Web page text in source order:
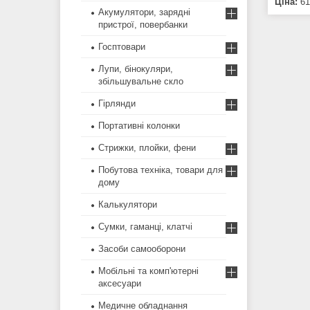
Акумулятори, зарядні
пристрої, повербанки
Госптовари
Лупи, бінокуляри,
збільшувальне скло
Гірлянди
Портативні колонки
Стрижки, плойки, фени
Побутова техніка, товари для
дому
Калькулятори
Сумки, гаманці, клатчі
Засоби самооборони
Мобільні та комп'ютерні
аксесуари
Медичне обладнання